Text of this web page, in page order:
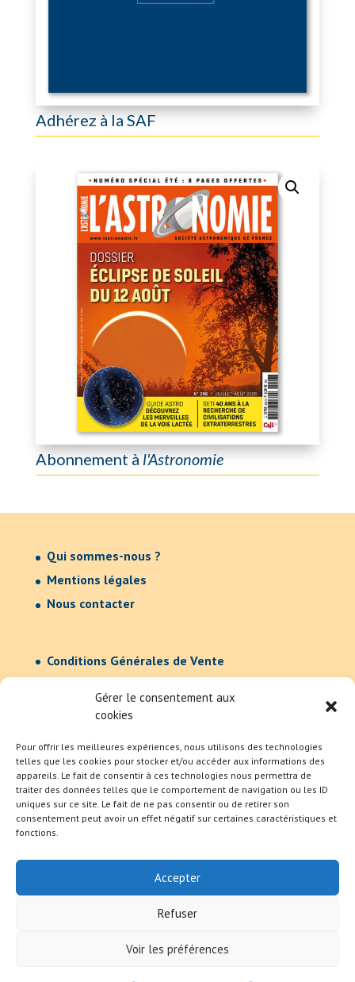
Gérer le consentement aux
cookies
Pour offrir les meilleures expériences, nous utilisons des technologies
telles que les cookies pour stocker et/ou accéder aux informations des
appareils. Le fait de consentir à ces technologies nous permettra de
traiter des données telles que le comportement de navigation ou les ID
uniques sur ce site. Le fait de ne pas consentir ou de retirer son
consentement peut avoir un effet négatif sur certaines caractéristiques et
fonctions.
Accepter
Refuser
Voir les préférences
Adhérez à la SAF
Abonnement àl'Astronomie
Qui sommes-nous ?
Mentions légales
Nous contacter
Conditions Générales de Vente